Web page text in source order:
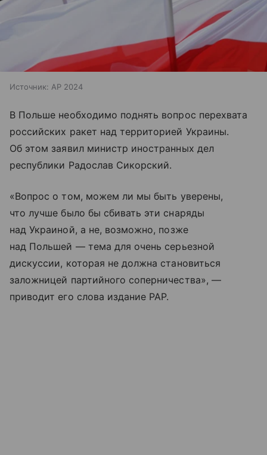
Источник: AP 2024
В Польше необходимо поднять вопрос перехвата
российских ракет над территорией Украины.
Об этом заявил министр иностранных дел
республики Радослав Сикорский.
«Вопрос о том, можем ли мы быть уверены,
что лучше было бы сбивать эти снаряды
над Украиной, а не, возможно, позже
над Польшей — тема для очень серьезной
дискуссии, которая не должна становиться
заложницей партийного соперничества», —
приводит его слова издание PAP.